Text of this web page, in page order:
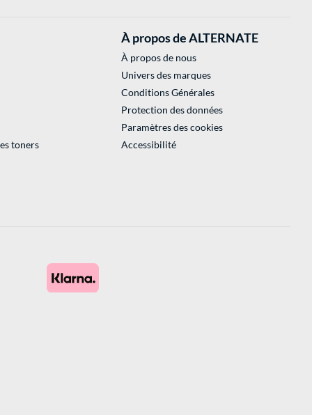
toners
À propos de ALTERNATE
À propos de nous
Univers des marques
Conditions Générales
Protection des données
Paramètres des cookies
Accessibilité